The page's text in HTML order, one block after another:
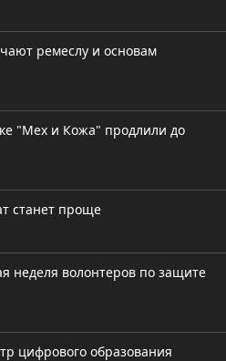
ремеслу и основам
"Мех и Кожа" продлили до
станет проще
неделя волонтеров по защите
цифрового образования